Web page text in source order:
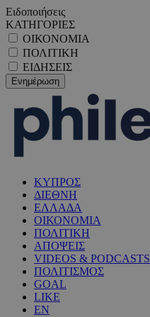
Ειδοποιήσεις
ΚΑΤΗΓΟΡΙΕΣ
ΟΙΚΟΝΟΜΙΑ
ΠΟΛΙΤΙΚΗ
ΕΙΔΗΣΕΙΣ
ΚΥΠΡΟΣ
ΔΙΕΘΝΗ
ΕΛΛΑΔΑ
ΟΙΚΟΝΟΜΙΑ
ΠΟΛΙΤΙΚΗ
ΑΠΟΨΕΙΣ
VIDEOS & PODCASTS
ΠΟΛΙΤΙΣΜΟΣ
GOAL
LIKE
EN